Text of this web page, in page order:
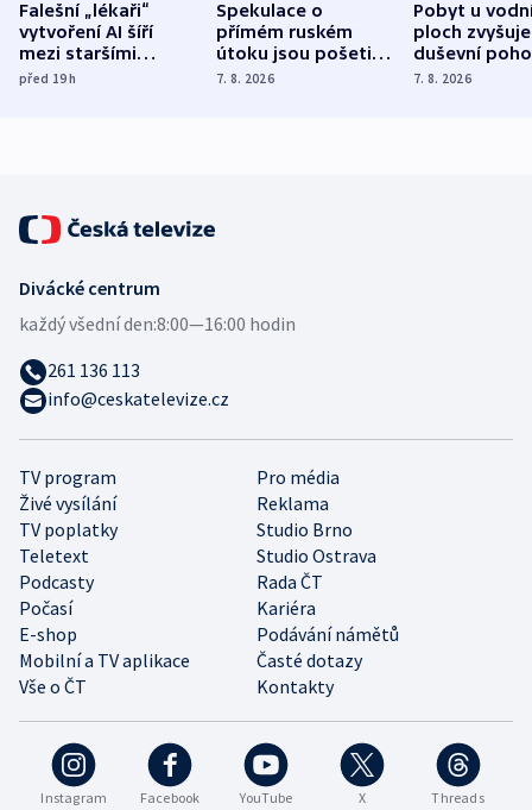
Falešní „lékaři“
vytvoření AI šíří
mezi staršími
Poláky nebezpečné
před 19h
Spekulace o
přímém ruském
útoku jsou pošetilé,
míní estonský
7. 8. 2026
Pobyt u
ploch zvyšuje
duševní
ukázala
7. 8. 2026
Instagram Facebook YouTube X Threads
TV program
Pro média
Živé vysílání
Reklama
TV poplatky
Studio Brno
Teletext
Studio Ostrava
Podcasty
Rada ČT
Počasí
Kariéra
E-shop
Podávání námětů
Mobilní a TV aplikace
Časté dotazy
Vše o ČT
Kontakty
Divácké centrum
každý všední den:8:00—16:00 hodin
261 136 113
info@ceskatelevize.cz